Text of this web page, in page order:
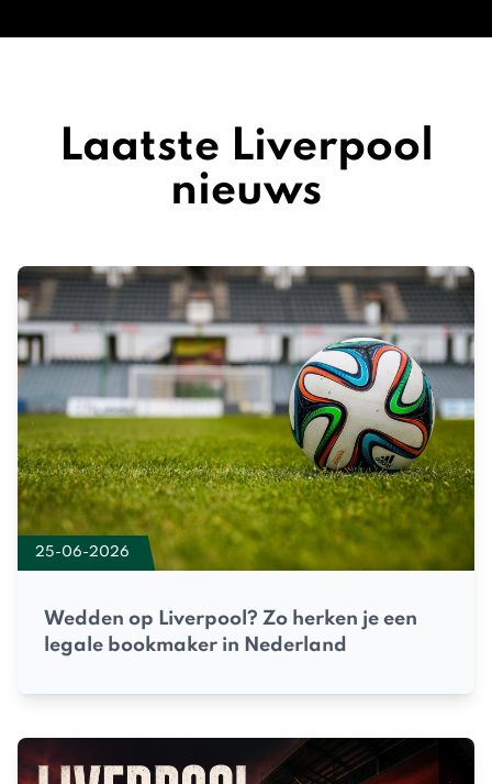
Laatste Liverpool
nieuws
25-06-2026
Wedden op Liverpool? Zo herken je een
legale bookmaker in Nederland